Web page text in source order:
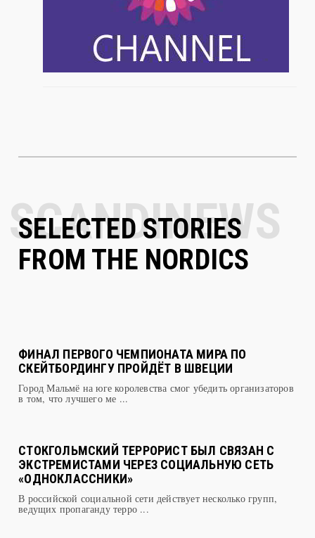
SELECTED STORIES
FROM THE NORDICS
СКЕЙТБОРДИНГУ ПРОЙДЁТ В ШВЕЦИИ
Город Мальмё на юге королевства смог убедить организаторов
в том, что лучшего ме ...
ЭКСТРЕМИСТАМИ ЧЕРЕЗ СОЦИАЛЬНУЮ СЕТЬ
«ОДНОКЛАССНИКИ»
В российской социальной сети действует несколько групп,
ведущих пропаганду терро ...